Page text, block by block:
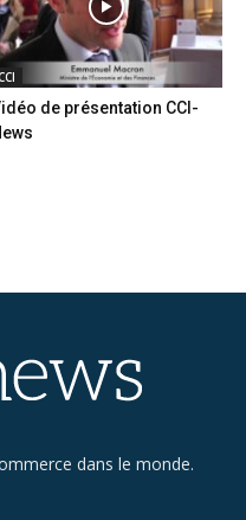
de présentation CCI-
dans le monde.